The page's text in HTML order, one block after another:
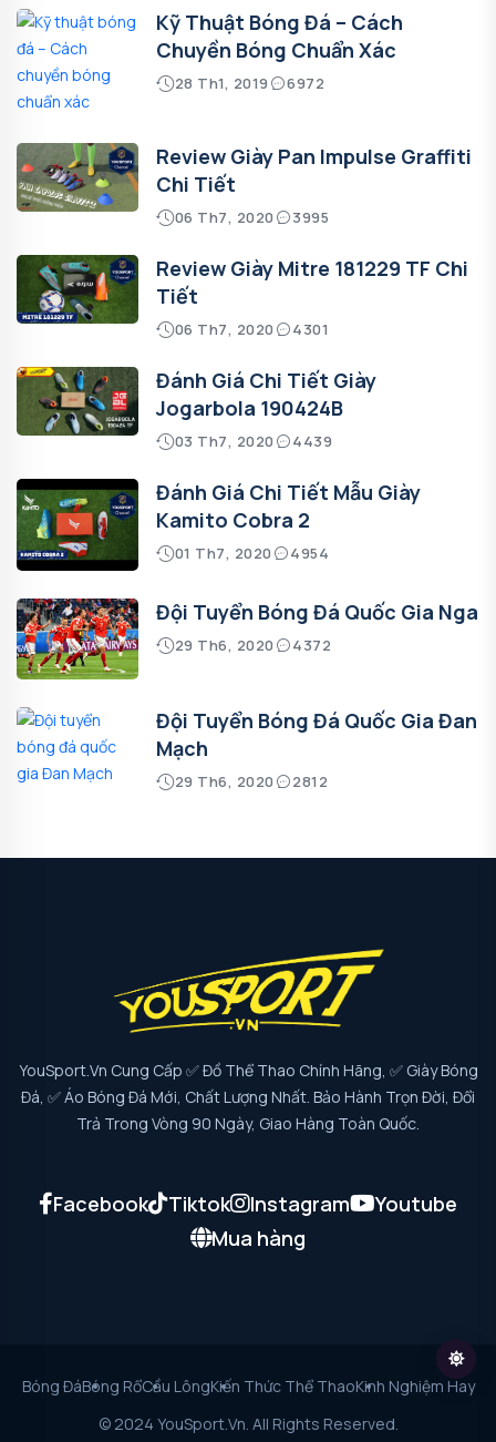
Kỹ Thuật Bóng Đá – Cách
Chuyền Bóng Chuẩn Xác
28 Th1, 2019 6972
Review Giày Pan Impulse Graffiti
Chi Tiết
06 Th7, 2020 3995
Review Giày Mitre 181229 TF Chi
Tiết
06 Th7, 2020 4301
Đánh Giá Chi Tiết Giày
Jogarbola 190424B
03 Th7, 2020 4439
Đánh Giá Chi Tiết Mẫu Giày
Kamito Cobra 2
01 Th7, 2020 4954
Đội Tuyển Bóng Đá Quốc Gia Nga
29 Th6, 2020 4372
Đội Tuyển Bóng Đá Quốc Gia Đan
Mạch
29 Th6, 2020 2812
YouSport.vn Cung Cấp ✅ Đồ Thể Thao Chính Hãng, ✅ Giày Bóng
Đá, ✅ Áo Bóng Đá Mới, Chất Lượng Nhất. Bảo Hành Trọn Đời, Đổi
Trả Trong Vòng 90 Ngày, Giao Hàng Toàn Quốc.
Facebook Tiktok Instagram
Youtube
Mua hàng
Bóng ĐáBóng RổCầu LôngKiến Thức Thể ThaoKinh Nghiệm Hay
© 2024 YouSport.vn. All Rights Reserved.